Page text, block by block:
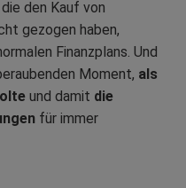
den Kauf von
gezogen haben,
Finanzplans. Und
Moment, als
und damit die
für immer